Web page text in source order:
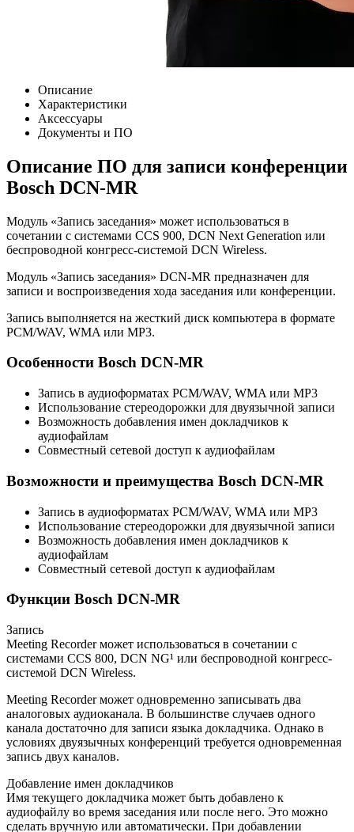
Описание
Характеристики
Аксессуары
Документы и ПО
Описание ПО для записи конференции
Bosch DCN-MR
Модуль «Запись заседания» может использоваться в
сочетании с системами CCS 900, DCN Next Generation или
беспроводной конгресс-системой DCN Wireless.
Модуль «Запись заседания» DCN‑MR предназначен для
записи и воспроизведения хода заседания или конференции.
Запись выполняется на жесткий диск компьютера в формате
PCM/WAV, WMA или MP3.
Особенности Bosch DCN-MR
Запись в аудиоформатах PCM/WAV, WMA или MP3
Использование стереодорожки для двуязычной записи
Возможность добавления имен докладчиков к
аудиофайлам
Совместный сетевой доступ к аудиофайлам
Возможности и преимущества Bosch DCN-MR
Запись в аудиоформатах PCM/WAV, WMA или MP3
Использование стереодорожки для двуязычной записи
Возможность добавления имен докладчиков к
аудиофайлам
Совместный сетевой доступ к аудиофайлам
Функции Bosch DCN-MR
Запись
Meeting Recorder может использоваться в сочетании с
системами CCS 800, DCN NG¹ или беспроводной конгресс-
системой DCN Wireless.
Meeting Recorder может одновременно записывать два
аналоговых аудиоканала. В большинстве случаев одного
канала достаточно для записи языка докладчика. Однако в
условиях двуязычных конференций требуется одновременная
запись двух каналов.
Добавление имен докладчиков
Имя текущего докладчика может быть добавлено к
аудиофайлу во время заседания или после него. Это можно
сделать вручную или автоматически. При добавлении